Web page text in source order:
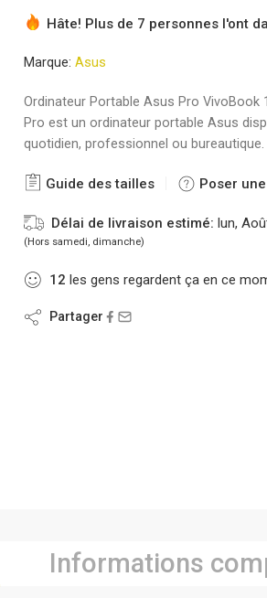
Hâte! Plus de 7 personnes l'ont
Marque: Asus
Ordinateur Portable Asus Pro VivoBook
Pro est un ordinateur portable Asus
quotidien, professionnel ou bureautique.
Guide des tailles Poser
Délai de livraison estimé: lun,
(Hors samedi, dimanche)
12 les gens regardent ça en ce
Partager
Informations